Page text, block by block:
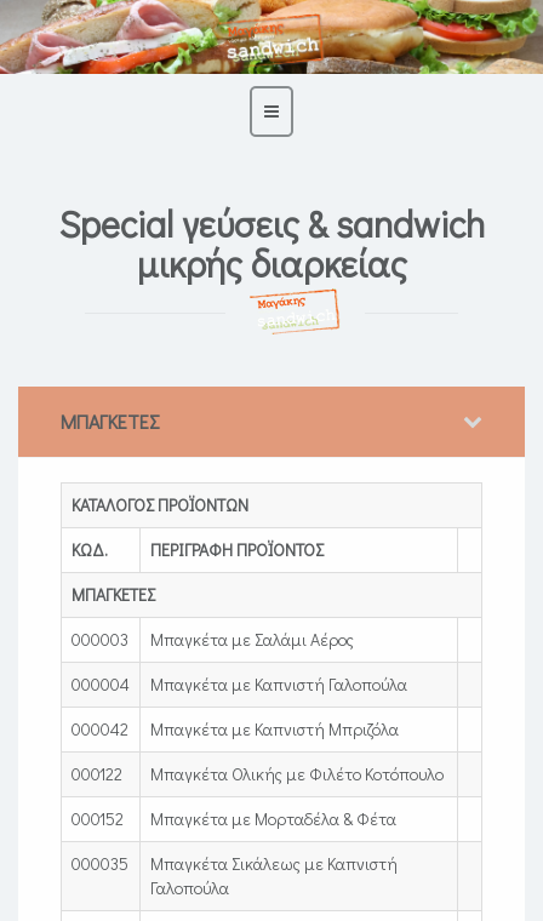
Special γεύσεις & sandwich
μικρής διαρκείας
ΜΠΑΓΚΕΤΕΣ
ΚΑΤΑΛΟΓΟΣ ΠΡΟΪΟΝΤΩΝ
ΚΩΔ.
ΠΕΡΙΓΡΑΦΗ ΠΡΟΪΟΝΤΟΣ
ΜΠΑΓΚΕΤΕΣ
000003
Μπαγκέτα με Σαλάμι Αέρος
000004
Μπαγκέτα με Καπνιστή Γαλοπούλα
000042
Μπαγκέτα με Καπνιστή Μπριζόλα
000122
Μπαγκέτα Ολικής με Φιλέτο Κοτόπουλο
000152
Mπαγκέτα με Μορταδέλα & Φέτα
000035
Μπαγκέτα Σικάλεως με Καπνιστή
Γαλοπούλα